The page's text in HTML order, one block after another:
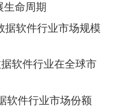
生命周期
软件行业市场规模
软件行业在全球市
软件行业市场份额